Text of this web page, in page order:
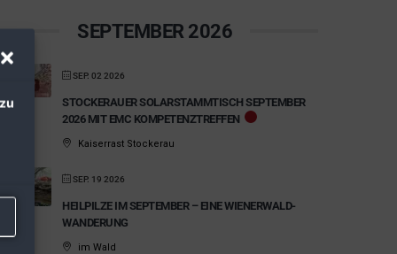
SEPTEMBER 2026
SEP. 02 2026
STOCKERAUER SOLARSTAMMTISCH SEPTEMBER
2026 MIT EMC KOMPETENZTREFFEN
Kaiserrast Stockerau
SEP. 19 2026
HEILPILZE IM SEPTEMBER – EINE WIENERWALD-
WANDERUNG
im Wald